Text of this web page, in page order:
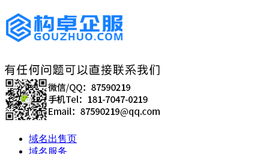
域名出售页
域名服务